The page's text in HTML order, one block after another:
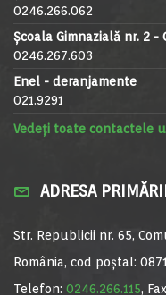
0246.266.062
Școala Gimnazială nr. 2 -
0246.267.603
Enel - deranjamente
021.9291
Vedeți toate contactele
ADRESA
Str. Republicii nr. 65,
România, cod poștal:
Telefon: 0246.266.115,